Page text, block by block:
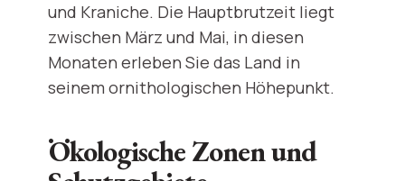
und Kraniche. Die Hauptbrutzeit liegt
zwischen März und Mai, in diesen
Monaten erleben Sie das Land in
seinem ornithologischen Höhepunkt.
Ökologische Zonen und